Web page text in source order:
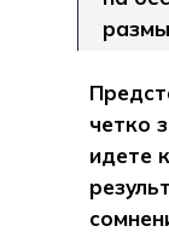
четко
идете